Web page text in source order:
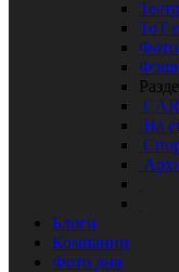
ТоТ
Фото
На
Блоги
Компании
Фото дня